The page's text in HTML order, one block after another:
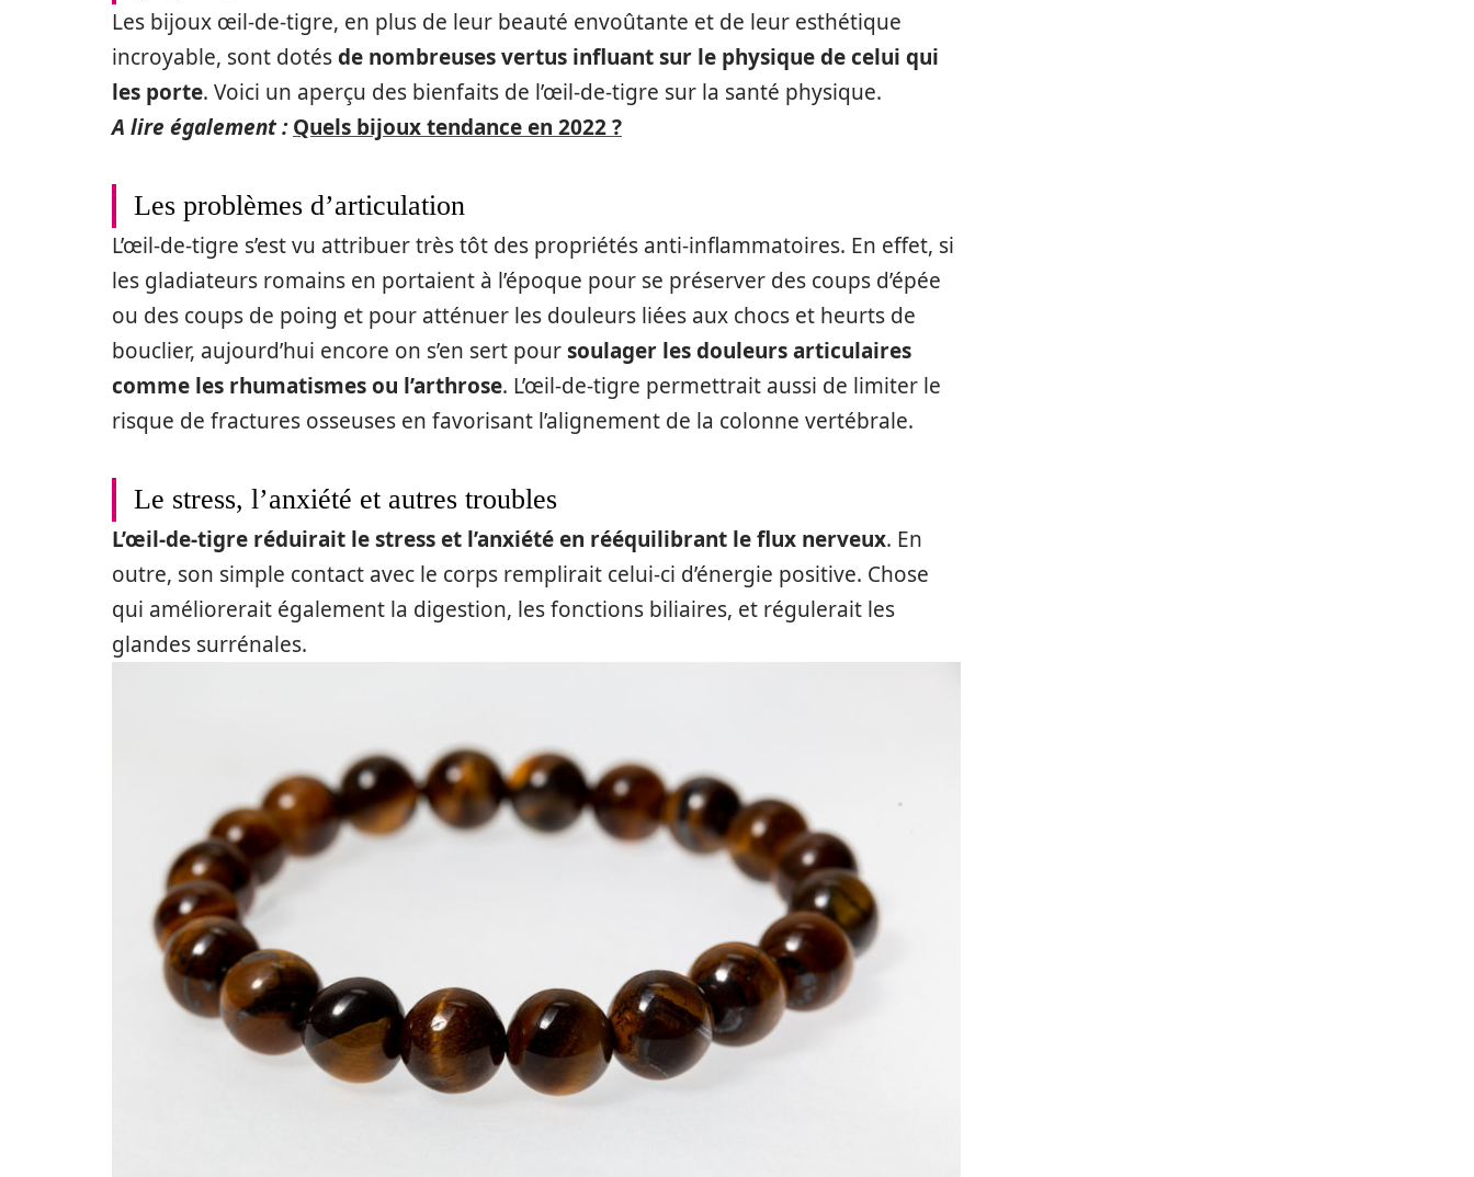
Les bijoux œil-de-tigre, en plus de leur beauté envoûtante et de leur esthétique
incroyable, sont dotésde nombreuses vertus influant sur le physique de celui qui
les porte. Voici un aperçu des bienfaits de l’œil-de-tigre sur la santé physique.
A lire également : Quels bijoux tendance en 2022 ?
Les problèmes d’articulation
L’œil-de-tigre s’est vu attribuer très tôt des propriétés anti-inflammatoires. En effet, si
les gladiateurs romains en portaient à l’époque pour se préserver des coups d’épée
ou des coups de poing et pour atténuer les douleurs liées aux chocs et heurts de
bouclier, aujourd’hui encore on s’en sert poursoulager les douleurs articulaires
comme les rhumatismes ou l’arthrose. L’œil-de-tigre permettrait aussi de limiter le
risque de fractures osseuses en favorisant l’alignement de la colonne vertébrale.
Le stress, l’anxiété et autres troubles
L’œil-de-tigre réduirait le stress et l’anxiété en rééquilibrant le flux nerveux. En
outre, son simple contact avec le corps remplirait celui-ci d’énergie positive. Chose
qui améliorerait également la digestion, les fonctions biliaires, et régulerait les
glandes surrénales.